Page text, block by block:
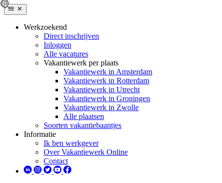
Werkzoekend
Direct inschrijven
Inloggen
Alle vacatures
Vakantiewerk per plaats
Vakantiewerk in Amsterdam
Vakantiewerk in Rotterdam
Vakantiewerk in Utrecht
Vakantiewerk in Groningen
Vakantiewerk in Zwolle
Alle plaatsen
Soorten vakantiebaantjes
Informatie
Ik ben werkgever
Over Vakantiewerk Online
Contact